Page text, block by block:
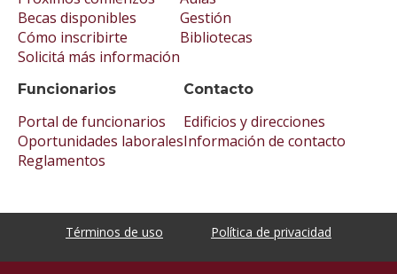
Becas disponibles
Cómo inscribirte
Solicitá más información
Gestión
Bibliotecas
Funcionarios
Portal de funcionarios
Oportunidades laborales
Reglamentos
Contacto
Edificios y direcciones
Información de contacto
Términos de uso Política de privacidad